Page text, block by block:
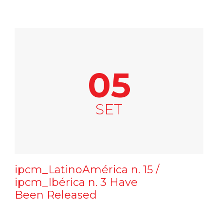
05
SET
ipcm_LatinoAmérica n. 15 /
ipcm_Ibérica n. 3 Have
Been Released